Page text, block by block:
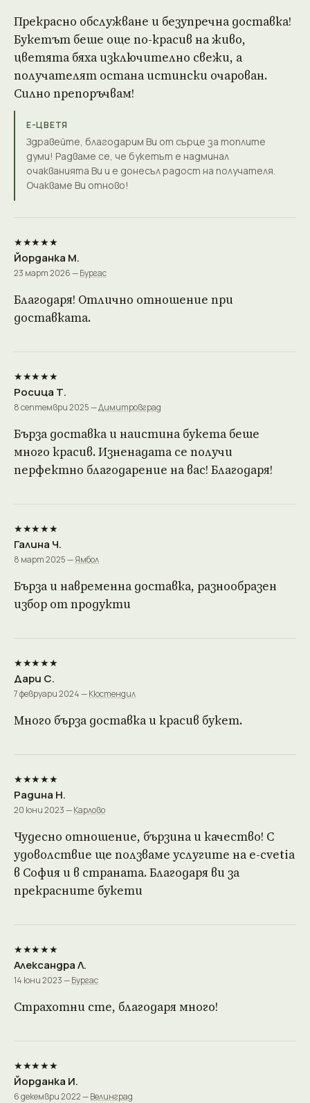
Прекрасно обслужване и безупречна доставка!
Букетът беше още по-красив на живо,
цветята бяха изключително свежи, а
получателят остана истински очарован.
Силно препоръчвам!
Е-ЦВЕТЯ
Здравейте, благодарим Ви от сърце за топлите
думи! Радваме се, че букетът е надминал
очакванията Ви и е донесъл радост на получателя.
Очакваме Ви отново!
★★★★★
Йорданка М.
23 март 2026 —Бургас
Благодаря! Отлично отношение при
доставката.
★★★★★
Росица Т.
8 септември 2025 —Димитровград
Бърза доставка и наистина букета беше
много красив. Изненадата се получи
перфектно благодарение на вас! Благодаря!
★★★★★
Галина Ч.
8 март 2025 —Ямбол
Бърза и навременна доставка, разнообразен
избор от продукти
★★★★★
Дари С.
7 февруари 2024 —Кюстендил
Много бърза доставка и красив букет.
★★★★★
Радина Н.
20 юни 2023 —Карлово
Чудесно отношение, бързина и качество! С
удоволствие ще ползваме услугите на e-cvetia
в София и в страната. Благодаря ви за
прекрасните букети
★★★★★
Александра Л.
14 юни 2023 —Бургас
Страхотни сте, благодаря много!
★★★★★
Йорданка И.
6 декември 2022 —Велинград